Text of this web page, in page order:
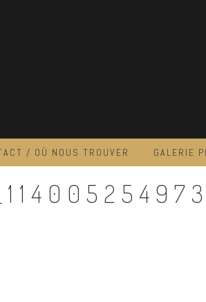
/ OÙ NOUS TROUVER GALERIE